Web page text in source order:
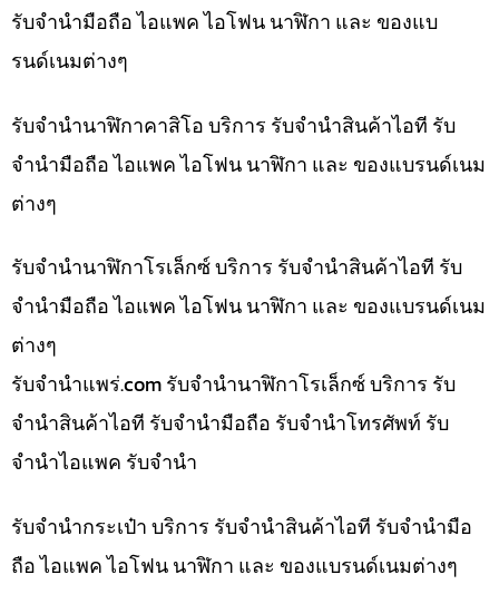
รับจำนำมือถือ ไอแพค ไอโฟน นาฬิกา และ ของแบ
รนด์เนมต่างๆ
รับจำนำนาฬิกาคาสิโอ บริการ รับจำนำสินค้าไอที รับ
จำนำมือถือ ไอแพค ไอโฟน นาฬิกา และ ของแบรนด์เนม
ต่างๆ
รับจำนำนาฬิกาโรเล็กซ์ บริการ รับจำนำสินค้าไอที รับ
จำนำมือถือ ไอแพค ไอโฟน นาฬิกา และ ของแบรนด์เนม
ต่างๆ
รับจํานําแพร่.com รับจำนำนาฬิกาโรเล็กซ์ บริการ รับ
จำนำสินค้าไอที รับจำนำมือถือ รับจำนำโทรศัพท์ รับ
จำนำไอแพค รับจำนำ
รับจำนำกระเป๋า บริการ รับจำนำสินค้าไอที รับจำนำมือ
ถือ ไอแพค ไอโฟน นาฬิกา และ ของแบรนด์เนมต่างๆ